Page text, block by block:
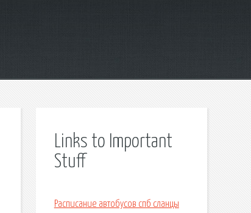
Links to Important
Stuff
Расписание автобусов спб сланцы